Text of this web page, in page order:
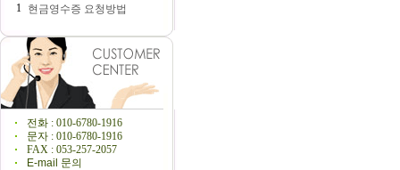
1 현금영수증 요청방법
전화 : 010-6780-1916
문자 : 010-6780-1916
FAX : 053-257-2057
E-mail 문의